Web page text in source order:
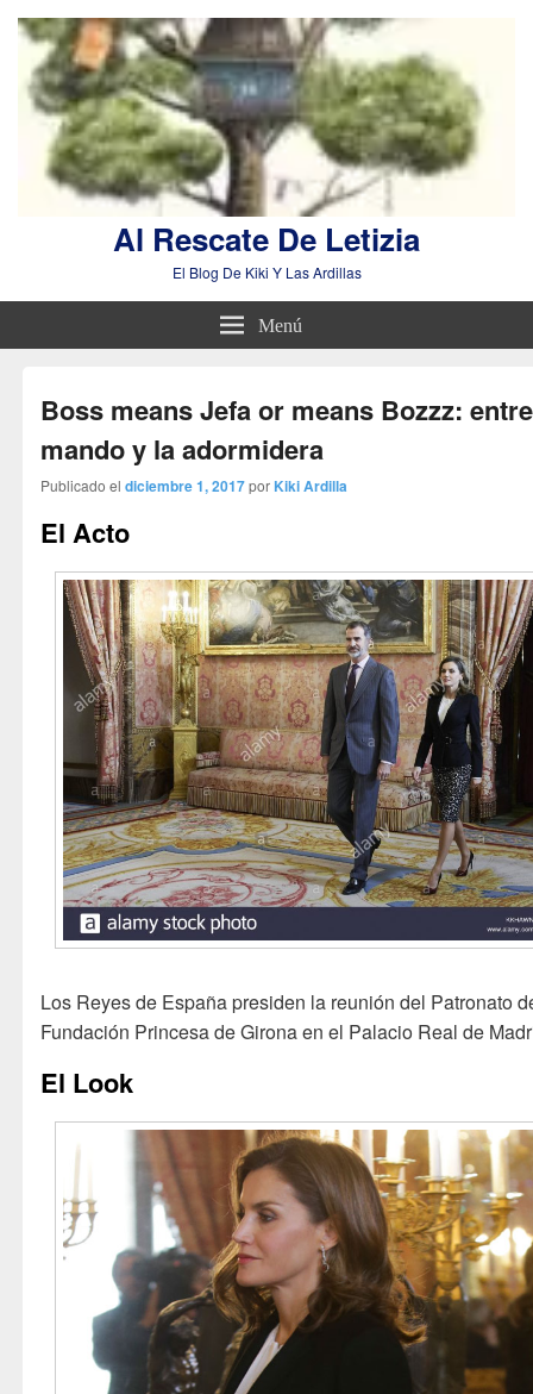
Al Rescate De Letizia
El Blog De Kiki Y Las Ardillas
Menú
Boss means Jefa or means Bozzz:
mando y la adormidera
Publicado el diciembre 1, 2017por Kiki Ardilla
El Acto
Los Reyes de España presiden la reunión del Patronato
Fundación Princesa de Girona en el Palacio Real de
El Look